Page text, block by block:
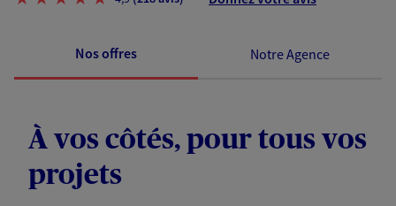
Nos offres Notre Agence
À vos côtés, pour tous vos
projets